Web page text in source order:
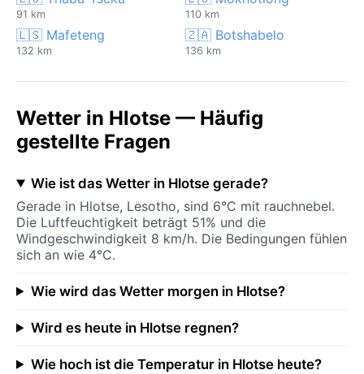
91 km 110 km
🇱🇸 Mafeteng
132 km
🇿🇦 Botshabelo
136 km
Wetter in Hlotse — Häufig
gestellte Fragen
Wie ist das Wetter in Hlotse gerade?
Gerade in Hlotse, Lesotho, sind 6°C mit rauchnebel.
Die Luftfeuchtigkeit beträgt 51% und die
Windgeschwindigkeit 8 km/h. Die Bedingungen fühlen
sich an wie 4°C.
Wie wird das Wetter morgen in Hlotse?
Wird es heute in Hlotse regnen?
Wie hoch ist die Temperatur in Hlotse heute?